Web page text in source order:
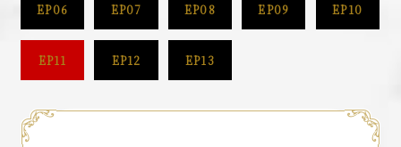
EP06 EP07 EP08 EP09 EP10
EP11 EP12 EP13